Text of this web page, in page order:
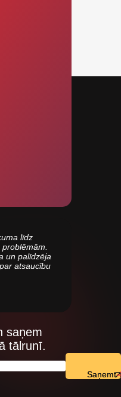
līdz
un palīdzēja
atsaucību
saņem
tālrunī.